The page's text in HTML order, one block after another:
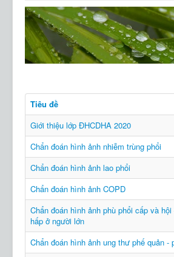
Home
Chẩn đoán hình ảnh
Phật pháp
Tìm kiếm
Tiêu đề
Giới thiệu lớp ĐHCDHA 2020
Chẩn đoán hình ảnh nhiễm trùng phổi
Chẩn đoán hình ảnh lao phổi
Chẩn đoán hình ảnh COPD
Chẩn đoán hình ảnh phù phổi cấp và
hấp ở người lớn
Chẩn đoán hình ảnh ung thư phế quản -